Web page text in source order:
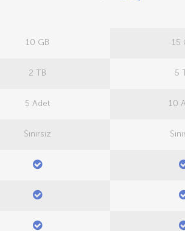
10 GB 15
2 TB 5
5 Adet 10
Sınırsız